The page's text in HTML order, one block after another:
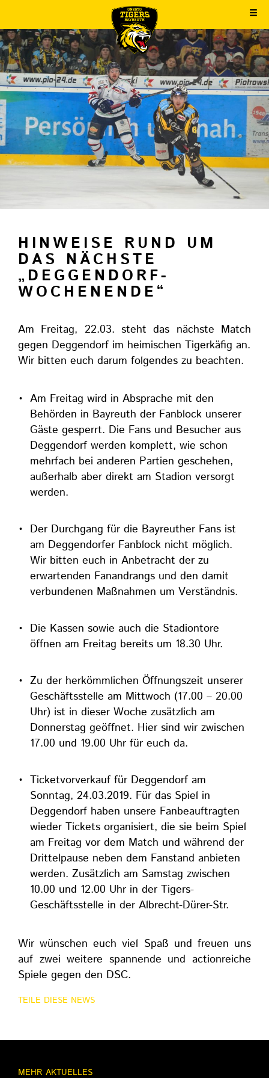
HINWEISE RUND UM
DAS NÄCHSTE
„DEGGENDORF-
WOCHENENDE“
Am Freitag, 22.03. steht das nächste Match
gegen Deggendorf im heimischen Tigerkäfig an.
Wir bitten euch darum folgendes zu beachten.
Am Freitag wird in Absprache mit den
Behörden in Bayreuth der Fanblock unserer
Gäste gesperrt. Die Fans und Besucher aus
Deggendorf werden komplett, wie schon
mehrfach bei anderen Partien geschehen,
außerhalb aber direkt am Stadion versorgt
werden.
Der Durchgang für die Bayreuther Fans ist
am Deggendorfer Fanblock nicht möglich.
Wir bitten euch in Anbetracht der zu
erwartenden Fanandrangs und den damit
verbundenen Maßnahmen um Verständnis.
Die Kassen sowie auch die Stadiontore
öffnen am Freitag bereits um 18.30 Uhr.
Zu der herkömmlichen Öffnungszeit unserer
Geschäftsstelle am Mittwoch (17.00 – 20.00
Uhr) ist in dieser Woche zusätzlich am
Donnerstag geöffnet. Hier sind wir zwischen
17.00 und 19.00 Uhr für euch da.
Ticketvorverkauf für Deggendorf am
Sonntag, 24.03.2019. Für das Spiel in
Deggendorf haben unsere Fanbeauftragten
wieder Tickets organisiert, die sie beim Spiel
am Freitag vor dem Match und während der
Drittelpause neben dem Fanstand anbieten
werden. Zusätzlich am Samstag zwischen
10.00 und 12.00 Uhr in der Tigers-
Geschäftsstelle in der Albrecht-Dürer-Str.
Wir wünschen euch viel Spaß und freuen uns
auf zwei weitere spannende und actionreiche
Spiele gegen den DSC.
TEILE DIESE NEWS
MEHR AKTUELLES